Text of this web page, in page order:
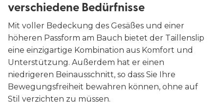
verschiedene Bedürfnisse
Mit voller Bedeckung des Gesäßes und einer
höheren Passform am Bauch bietet der Taillenslip
eine einzigartige Kombination aus Komfort und
Unterstützung. Außerdem hat er einen
niedrigeren Beinausschnitt, so dass Sie Ihre
Bewegungsfreiheit bewahren können, ohne auf
Stil verzichten zu müssen.